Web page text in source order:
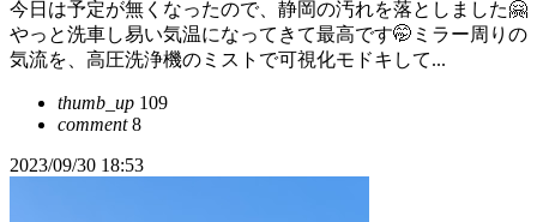
今日は予定が無くなったので、静岡の汚れを落としました🤗
やっと洗車し易い気温になってきて最高です🤭ミラー周りの
気流を、高圧洗浄機のミストで可視化モドキして...
thumb_up 109
comment8
2023/09/30 18:53